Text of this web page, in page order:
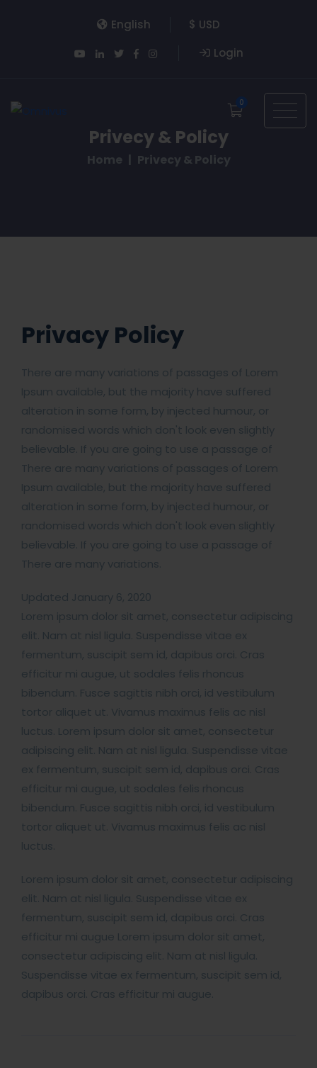
English
$ USD
Login
0
Privecy & Policy
Home Privecy & Policy
Privacy Policy
There are many variations of passages of Lorem
Ipsum available, but the majority have suffered
alteration in some form, by injected humour, or
randomised words which don't look even slightly
believable. If you are going to use a passage of
There are many variations of passages of Lorem
Ipsum available, but the majority have suffered
alteration in some form, by injected humour, or
randomised words which don't look even slightly
believable. If you are going to use a passage of
There are many variations.
Updated January 6, 2020
Lorem ipsum dolor sit amet, consectetur adipiscing
elit. Nam at nisl ligula. Suspendisse vitae ex
fermentum, suscipit sem id, dapibus orci. Cras
efficitur mi augue, ut sodales felis rhoncus
bibendum. Fusce sagittis nibh orci, id vestibulum
tortor aliquet ut. Vivamus maximus felis ac nisl
luctus. Lorem ipsum dolor sit amet, consectetur
adipiscing elit. Nam at nisl ligula. Suspendisse vitae
ex fermentum, suscipit sem id, dapibus orci. Cras
efficitur mi augue, ut sodales felis rhoncus
bibendum. Fusce sagittis nibh orci, id vestibulum
tortor aliquet ut. Vivamus maximus felis ac nisl
luctus.
Lorem ipsum dolor sit amet, consectetur adipiscing
elit. Nam at nisl ligula. Suspendisse vitae ex
fermentum, suscipit sem id, dapibus orci. Cras
efficitur mi augue Lorem ipsum dolor sit amet,
consectetur adipiscing elit. Nam at nisl ligula.
Suspendisse vitae ex fermentum, suscipit sem id,
dapibus orci. Cras efficitur mi augue.